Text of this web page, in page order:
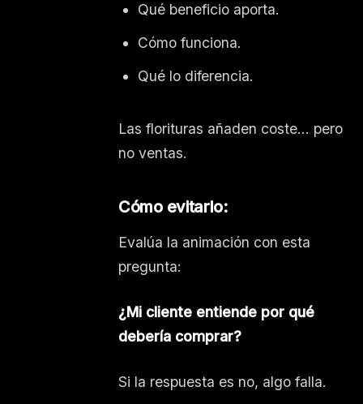
Qué beneficio aporta.
Cómo funciona.
Qué lo diferencia.
Las florituras añaden coste… pero
no ventas.
Cómo evitarlo:
Evalúa la animación con esta
pregunta:
¿Mi cliente entiende por qué
debería comprar?
Si la respuesta es no, algo falla.